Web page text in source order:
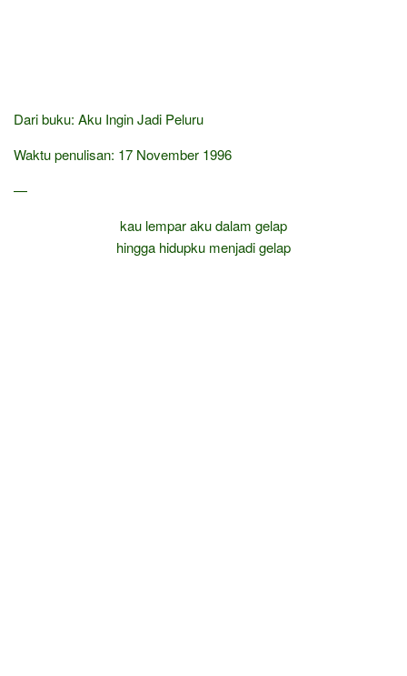
Dari buku: Aku Ingin Jadi Peluru
Waktu penulisan: 17 November 1996
—
kau lempar aku dalam gelap
hingga hidupku menjadi gelap